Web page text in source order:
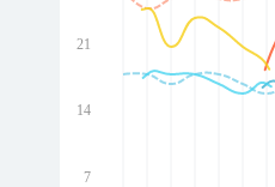
21
14
7